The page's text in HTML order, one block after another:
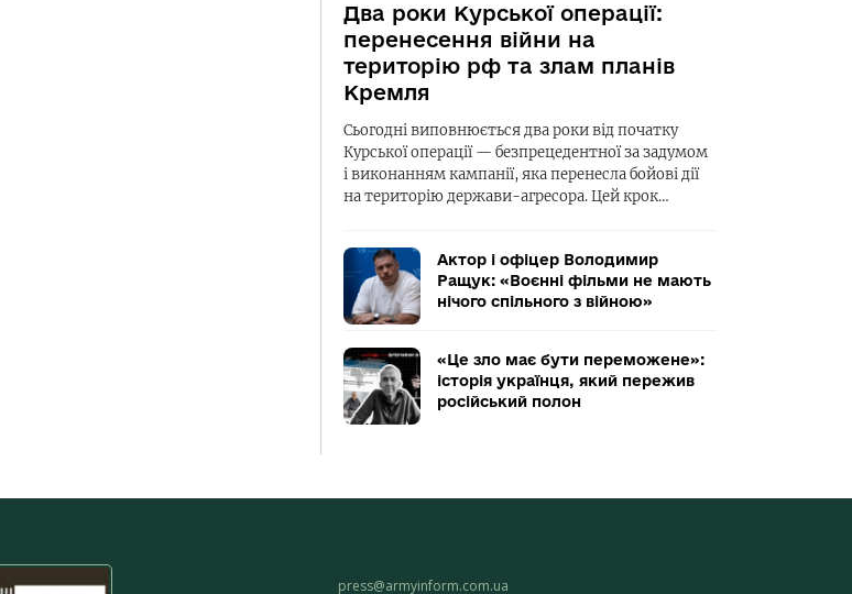
Два роки Курської операції:
перенесення війни на
територію рф та злам планів
Кремля
Сьогодні виповнюється два роки від початку
Курської операції — безпрецедентної за задумом
і виконанням кампанії, яка перенесла бойові дії
на територію держави-агресора. Цей крок…
Актор і офіцер Володимир
Ращук: «Воєнні фільми не мають
нічого спільного з війною»
«Це зло має бути переможене»:
історія українця, який пережив
російський полон
press@armyinform.com.ua